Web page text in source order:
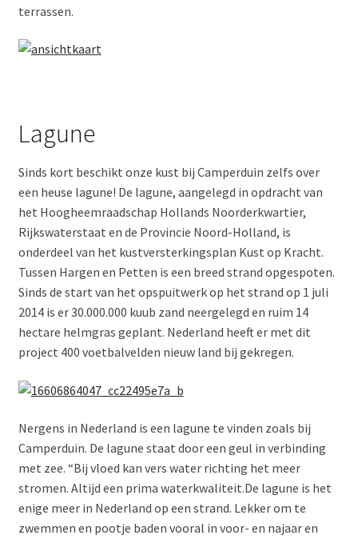
terrassen.
Lagune
Sinds kort beschikt onze kust bij Camperduin zelfs over
een heuse lagune! De lagune, aangelegd in opdracht van
het Hoogheemraadschap Hollands Noorderkwartier,
Rijkswaterstaat en de Provincie Noord-Holland, is
onderdeel van het kustversterkingsplan Kust op Kracht.
Tussen Hargen en Petten is een breed strand opgespoten.
Sinds de start van het opspuitwerk op het strand op 1 juli
2014 is er 30.000.000 kuub zand neergelegd en ruim 14
hectare helmgras geplant. Nederland heeft er met dit
project 400 voetbalvelden nieuw land bij gekregen.
Nergens in Nederland is een lagune te vinden zoals bij
Camperduin. De lagune staat door een geul in verbinding
met zee. “Bij vloed kan vers water richting het meer
stromen. Altijd een prima waterkwaliteit.De lagune is het
enige meer in Nederland op een strand. Lekker om te
zwemmen en pootje baden vooral in voor- en najaar en